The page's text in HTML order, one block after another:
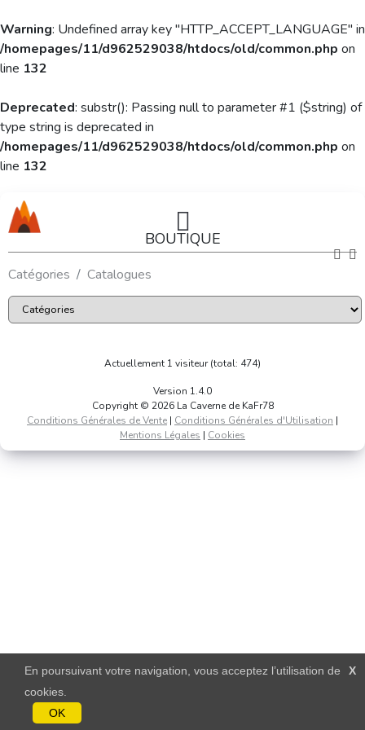
Warning: Undefined array key "HTTP_ACCEPT_LANGUAGE" in
/homepages/11/d962529038/htdocs/old/common.php on
line 132
Deprecated: substr(): Passing null to parameter #1 ($string) of
type string is deprecated in
/homepages/11/d962529038/htdocs/old/common.php on
line 132
BOUTIQUE
Catégories Catalogues
Actuellement 1 visiteur (total: 474)
Version 1.4.0
Copyright © 2026 La Caverne de KaFr78
Conditions Générales de Vente | Conditions Générales d'Utilisation |
Mentions Légales | Cookies
X
En poursuivant votre navigation, vous acceptez l’utilisation de
cookies.
OK